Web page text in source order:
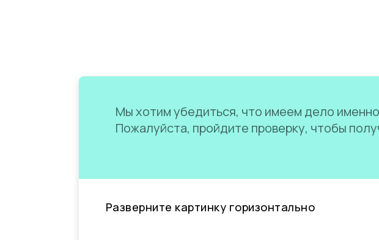
Мы хотим убедиться, что имеем дело
Пожалуйста, пройдите проверку, чтобы
Разверните картинку горизонтально